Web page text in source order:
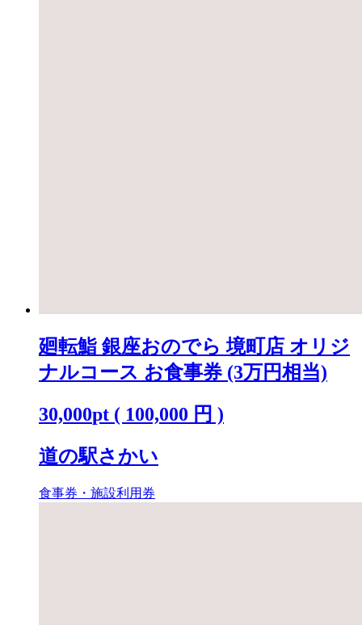
廻転鮨 銀座おのでら 境町店 オリジ
ナルコース お食事券 (3万円相当)
30,000pt ( 100,000 円 )
道の駅さかい
食事券・施設利用券